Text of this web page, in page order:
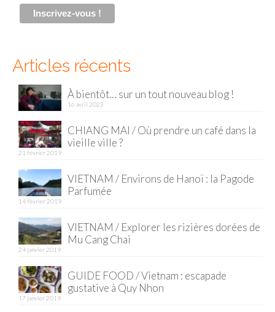
Penang
Vietnam
Baie d’Halong
Hué
Mu Cang Chai
Quy Nhon
EUROPE
France
Articles récents
À bientôt… sur un tout nouveau blog !
16 avril 2023
CHIANG MAI / Où prendre un café dans la
vieille ville ?
21 février 2019
VIETNAM / Environs de Hanoï : la Pagode
Parfumée
14 février 2019
VIETNAM / Explorer les rizières dorées de
Mu Cang Chai
24 janvier 2019
GUIDE FOOD / Vietnam : escapade
gustative à Quy Nhon
17 janvier 2019